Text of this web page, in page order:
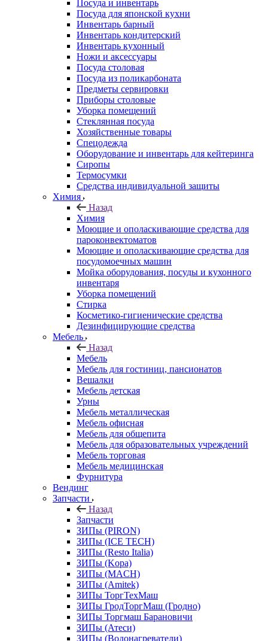
Посуда и инвентарь
Посуда для японской кухни
Инвентарь барный
Инвентарь кондитерский
Инвентарь кухонный
Ножи и аксессуары
Посуда столовая
Посуда из поликарбоната
Предметы сервировки
Приборы столовые
Уборка помещений
Стеклянная посуда
Хозяйственные товары
Спецодежда
Оборудование и инвентарь для кейтеринга
Сиропы
Термосумки
Средства индивидуальной защиты
Химия
Назад
Химия
Моющие и ополаскивающие средства для
пароконвектоматов
Моющие и ополаскивающие средства для
посудомоечных машин
Мойка оборудования, посуды и кухонного
инвентаря
Уборка помещений
Стирка
Косметико-гигиенические средства
Дезинфицирующие средства
Мебель
Назад
Мебель
Мебель для гостиниц, пансионатов
Вешалки
Мебель детская
Урны
Мебель металлическая
Мебель офисная
Мебель для общепита
Мебель для образовательных учреждений
Мебель торговая
Мебель медицинская
Фурнитура
Вендинг
Запчасти
Назад
Запчасти
ЗИПы (PIRON)
ЗИПы (ICE TECH)
ЗИПы (Resto Italia)
ЗИПы (Kopa)
ЗИПы (MACH)
ЗИПы (Amitek)
ЗИПы ТоргТехМаш
ЗИПы ГродТоргМаш (Гродно)
ЗИПы Торгмаш Барановичи
ЗИПы (Атеси)
ЗИПы (Водонагреватели)